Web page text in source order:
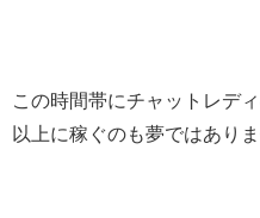
この時間帯にチャットレデ
以上に稼ぐのも夢ではありま